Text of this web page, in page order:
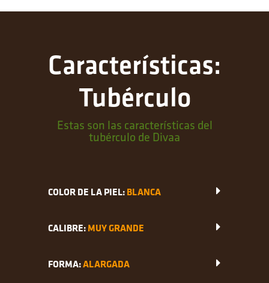
Características:
Tubérculo
Estas son las características del
tubérculo de Divaa
COLOR DE LA PIEL:BLANCA
CALIBRE:MUY GRANDE
FORMA:ALARGADA